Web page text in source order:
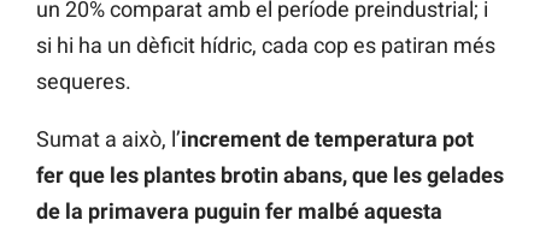
un 20% comparat amb el període preindustrial; i
si hi ha un dèficit hídric, cada cop es patiran més
sequeres.
Sumat a això, l’increment de temperatura pot
fer que les plantes brotin abans, que les gelades
de la primavera puguin fer malbé aquesta